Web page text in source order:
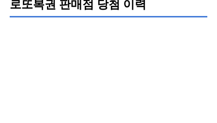
로또복권 판매점 당첨 이력